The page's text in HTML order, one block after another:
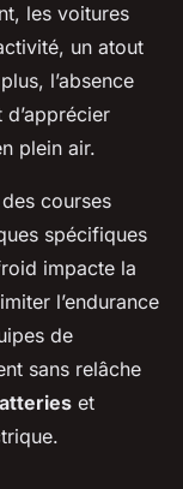
les voitures
un atout
l’absence
plein air.
courses
spécifiques
impacte la
l’endurance
de
sans relâche
et